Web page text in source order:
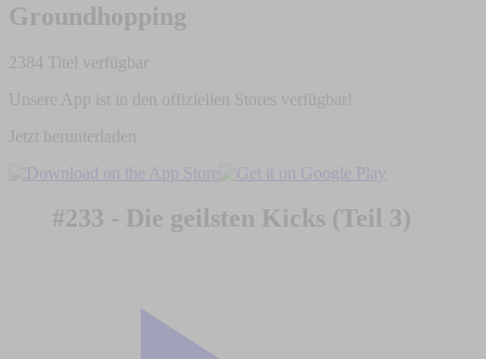
Groundhopping
2384 Titel verfügbar
Unsere App ist in den offiziellen Stores verfügbar!
Jetzt herunterladen
#233 - Die geilsten Kicks (Teil 3)